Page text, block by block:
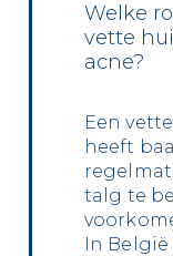
Welke
vette
acne?
Een
heeft
talg te
In